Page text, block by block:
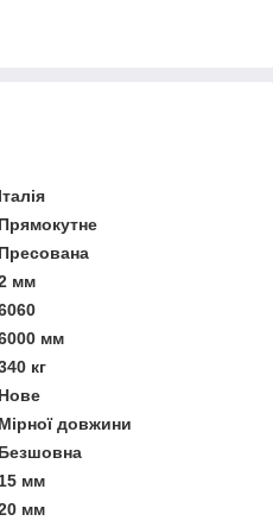
Італія
Прямокутне
Пресована
мм
мм
кг
Нове
Мірної довжини
Безшовна
15 мм
мм